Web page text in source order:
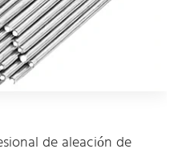
de aleación de